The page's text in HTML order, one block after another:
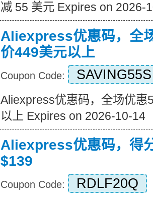
减 55 美元 Expires on 2026-
Aliexpress优惠码，全
价449美元以上
Coupon Code: SAVING55S
Aliexpress优惠码，全场优惠
以上 Expires on 2026-10-14
Aliexpress优惠码，得
$139
Coupon Code: RDLF20Q